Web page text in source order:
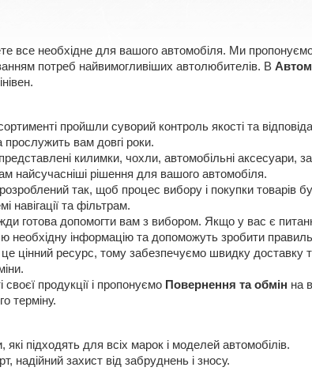
все необхідне для вашого автомобіля. Ми пропонуємо
потреб найвимогливіших автолюбителів. В
пройшли суворий контроль якості та
вам довгі роки.
килимки, чохли, автомобільні аксесуари,
найсучасніші рішення для вашого автомобіля.
так, щоб процес вибору і покупки товарів
навігації та фільтрам.
готова допомогти вам з вибором. Якщо у вас є
необхідну інформацію та допоможуть зробити
цінний ресурс, тому забезпечуємо швидку доставку
своєї продукції і пропонуємо Повернення та обмін на
терміну.
які підходять для всіх марок і моделей автомобілів.
надійний захист від забруднень і зносу.